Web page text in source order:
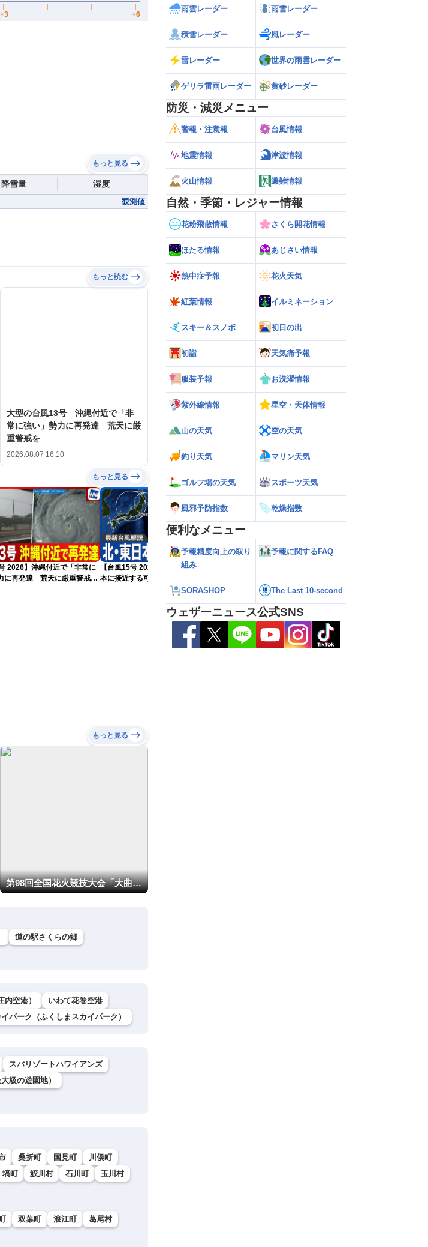
もっと見る
降雪量 湿度
観測値
もっと読む
大型の台風13号 沖縄付近で「非
常に強い」勢力に再発達 荒天に厳
重警戒を
2026.08.07 16:10
もっと見る
2026】沖縄付近で「非常に
に再発達 荒天に厳重警戒を
【台風15号 2026】来週は北日本や東日
本に接近する可能性／ウェザーニュース
気象予報士解説（7日16時更新）
響エリアと渋滞ピークの時間帯は？／
NEXCO中日本情報
もっと見る
第98回全国花火競技大会「大曲の花火」
道の駅さくらの郷
空港）
いわて花巻空港
パーク（ふくしまスカイパーク）
スパリゾートハワイアンズ
級の遊園地）
桑折町 国見町
川俣町
塙町 鮫川村 石川町
玉川村
双葉町 浪江町
葛尾村
雨雲レーダー 雨雪レーダー
積雪レーダー 風レーダー
雷レーダー 世界の雨雲レーダー
ゲリラ雷雨レーダー 黄砂レーダー
防災・減災メニュー
警報・注意報 台風情報
地震情報 津波情報
火山情報 避難情報
自然・季節・レジャー情報
花粉飛散情報 さくら開花情報
ほたる情報 あじさい情報
熱中症予報 花火天気
紅葉情報 イルミネーション
スキー＆スノボ 初日の出
初詣 天気痛予報
服装予報 お洗濯情報
紫外線情報 星空・天体情報
山の天気 空の天気
釣り天気 マリン天気
ゴルフ場の天気 スポーツ天気
風邪予防指数 乾燥指数
便利なメニュー
予報精度向上の取り
組み
予報に関するFAQ
SORASHOP The Last 10-second
ウェザーニュース公式SNS